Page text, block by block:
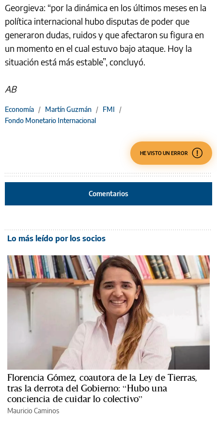
Georgieva: “por la dinámica en los últimos meses en la
política internacional hubo disputas de poder que
generaron dudas, ruidos y que afectaron su figura en
un momento en el cual estuvo bajo ataque. Hoy la
situación está más estable”, concluyó.
AB
Economía / Martín Guzmán / FMI
/
Fondo Monetario Internacional
HE VISTO UN ERROR
Comentarios
Lo más leído por los socios
Florencia Gómez, coautora de la Ley de Tierras,
tras la derrota del Gobierno: “Hubo una
conciencia de cuidar lo colectivo”
Mauricio Caminos